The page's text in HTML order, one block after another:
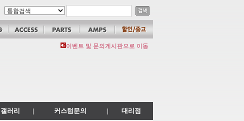
이벤트 및 문의게시판으로 이동
갤러리 | 커스텀문의 | 대리점